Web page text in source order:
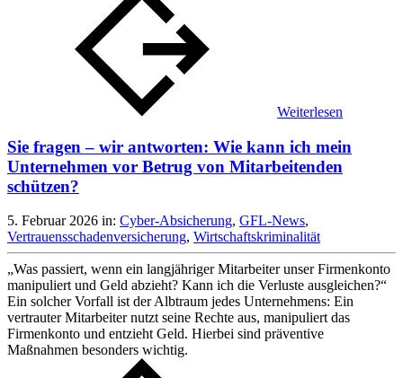
Weiterlesen
Sie fragen – wir antworten: Wie kann ich mein
Unternehmen vor Betrug von Mitarbeitenden
schützen?
5. Februar 2026 in: Cyber-Absicherung, GFL-News,
Vertrauensschadenversicherung, Wirtschaftskriminalität
„Was passiert, wenn ein langjähriger Mitarbeiter unser Firmenkonto
manipuliert und Geld abzieht? Kann ich die Verluste ausgleichen?“
Ein solcher Vorfall ist der Albtraum jedes Unternehmens: Ein
vertrauter Mitarbeiter nutzt seine Rechte aus, manipuliert das
Firmenkonto und entzieht Geld. Hierbei sind präventive
Maßnahmen besonders wichtig.